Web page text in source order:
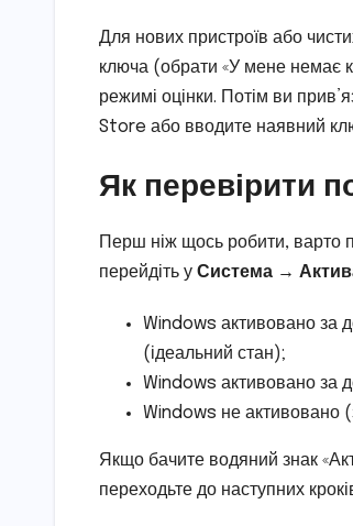
Для нових пристроїв або
ключа (обрати «У мене немає
режимі оцінки. Потім ви
Store або вводите наявний
Як перевірити
Перш ніж щось робити, варто
перейдіть у Система →
Windows активовано за
(ідеальний стан);
Windows активовано за
Windows не активовано
Якщо бачите водяний знак
переходьте до наступних